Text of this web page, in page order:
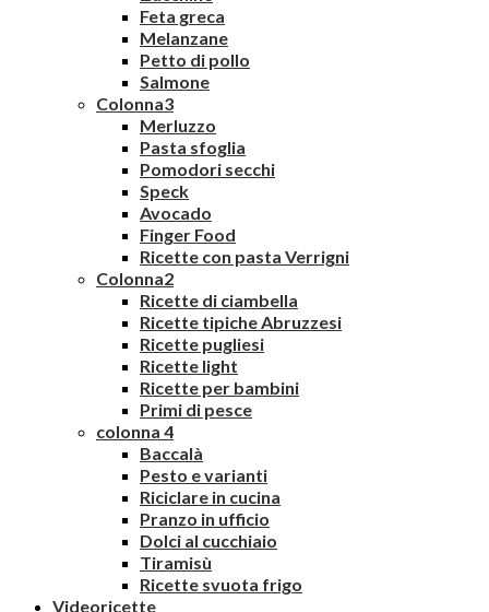
Feta greca
Melanzane
Petto di pollo
Salmone
Colonna3
Merluzzo
Pasta sfoglia
Pomodori secchi
Speck
Avocado
Finger Food
Ricette con pasta Verrigni
Colonna2
Ricette di ciambella
Ricette tipiche Abruzzesi
Ricette pugliesi
Ricette light
Ricette per bambini
Primi di pesce
colonna 4
Baccalà
Pesto e varianti
Riciclare in cucina
Pranzo in ufficio
Dolci al cucchiaio
Tiramisù
Ricette svuota frigo
Videoricette